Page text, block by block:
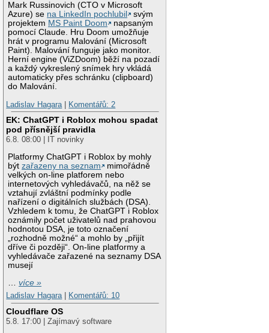
Mark Russinovich (CTO v Microsoft
Azure) se na LinkedIn pochlubil
svým
projektem MS Paint Doom
napsaným
pomocí Claude. Hru Doom umožňuje
hrát v programu Malování (Microsoft
Paint). Malování funguje jako monitor.
Herní engine (ViZDoom) běží na pozadí
a každý vykreslený snímek hry vkládá
automaticky přes schránku (clipboard)
do Malování.
Ladislav Hagara
Komentářů: 2
EK: ChatGPT i Roblox mohou spadat
pod přísnější pravidla
6.8. 08:00 | IT novinky
Platformy ChatGPT i Roblox by mohly
býtzařazeny na seznam
mimořádně
velkých on-line platforem nebo
internetových vyhledávačů, na něž se
vztahují zvláštní podmínky podle
nařízení o digitálních službách (DSA).
Vzhledem k tomu, že ChatGPT i Roblox
oznámily počet uživatelů nad prahovou
hodnotou DSA, je toto označení
„rozhodně možné“ a mohlo by „přijít
dříve či později“. On-line platformy a
vyhledávače zařazené na seznamy DSA
musejí
…více »
Ladislav Hagara| Komentářů: 10
Cloudflare OS
5.8. 17:00 | Zajímavý software